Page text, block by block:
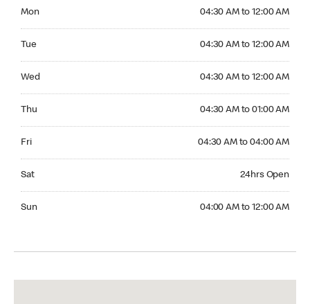
Mon 04:30 AM to 12:00 AM
Tue 04:30 AM to 12:00 AM
Wed 04:30 AM to 12:00 AM
Thu 04:30 AM to 01:00 AM
Fri 04:30 AM to 04:00 AM
Sat 24hrs Open
Sun 04:00 AM to 12:00 AM